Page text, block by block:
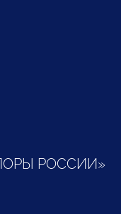
РОССИИ»